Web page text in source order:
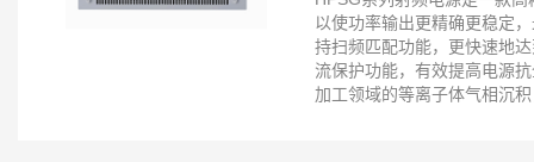
以使功率输出更精确更稳定
持扫频匹配功能，更快速地
流保护功能，有效提高电源
加工领域的等离子体气相沉